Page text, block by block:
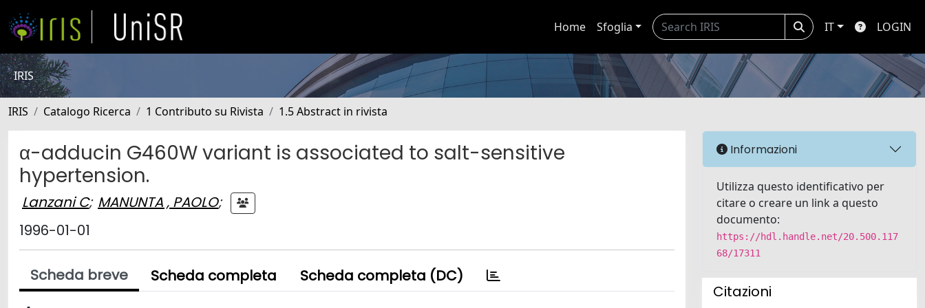
Home Sfoglia IT LOGIN
IRIS
IRIS Catalogo Ricerca 1 Contributo su Rivista 1.5 Abstract in rivista
α-adducin G460W variant is associated to salt-sensitive
hypertension.
Lanzani C; MANUNTA , PAOLO;
1996-01-01
Scheda breve Scheda completa Scheda completa (DC)
Informazioni
Utilizza questo identificativo per
citare o creare un link a questo
documento:
https://hdl.handle.net/20.500.117
68/17311
Citazioni